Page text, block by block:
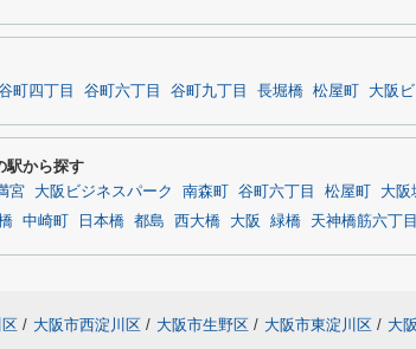
町四丁目 谷町六丁目 谷町九丁目 長堀橋 松屋町 大阪
駅から探す
宮 大阪ビジネスパーク 南森町 谷町六丁目 松屋町 大阪
中崎町 日本橋 都島 西大橋 大阪 緑橋 天神橋筋六丁目
/ 大阪市西淀川区 / 大阪市生野区 / 大阪市東淀川区 / 大